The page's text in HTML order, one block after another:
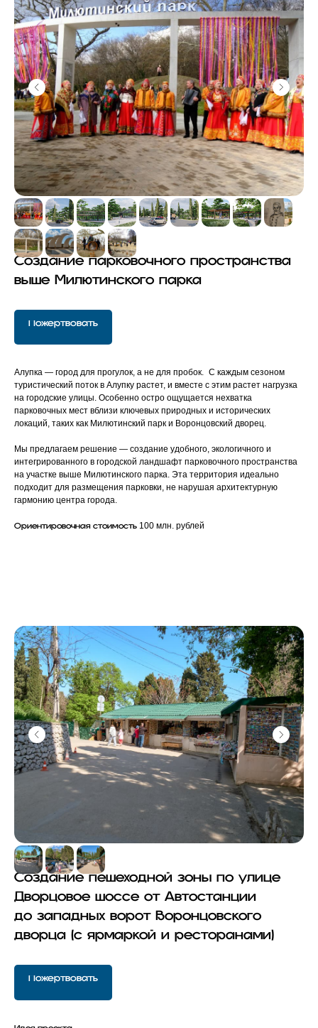
Создание парковочного пространства
выше Милютинского парка
Пожертвовать
Алупка — город для прогулок, а не для пробок. С каждым сезоном
туристический поток в Алупку растет, и вместе с этим растет нагрузка
на городские улицы. Особенно остро ощущается нехватка
парковочных мест вблизи ключевых природных и исторических
локаций, таких как Милютинский парк и Воронцовский дворец.
Мы предлагаем решение — создание удобного, экологичного и
интегрированного в городской ландшафт парковочного пространства
на участке выше Милютинского парка. Эта территория идеально
подходит для размещения парковки, не нарушая архитектурную
гармонию центра города.
Ориентировочная стоимость 100 млн. рублей
Создание пешеходной зоны по улице
Дворцовое шоссе от Автостанции
до западных ворот Воронцовского
дворца (с ярмаркой и ресторанами)
Пожертвовать